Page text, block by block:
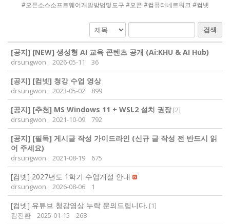
#오픈소스소프트웨어개발방법및도구 #오픈 #컴퓨터네트워크 #컴넷
검색
[공지] [NEW] 생성형 AI 교육 콘텐츠 공개 (Ai:KHU & AI Hub)
drsungwon 2026-05-11 36
[공지] [컴넷] 청강 수업 영상
drsungwon 2023-05-02 899
[공지] [추천] MS Windows 11 + WSL2 설치 권장[2]
drsungwon
2021-10-09 792
[공지] [필독] 게시글 작성 가이드라인 (신규 글 작성 전 반드시 읽
어 주세요)
drsungwon 2021-08-19 675
[컴넷] 2027년도 1학기 수업개설 안내
drsungwon 2026-08-06 1
[컴넷] 유튜브 청강영상 누락 문의드립니다. [1]
김진환
2025-01-15 268